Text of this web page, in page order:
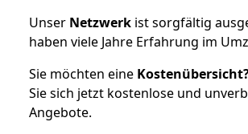
Unser Netzwerk ist sorgfältig
haben viele Jahre Erfahrung im
Sie möchten eine
Sie sich jetzt kostenlose und
Angebote.